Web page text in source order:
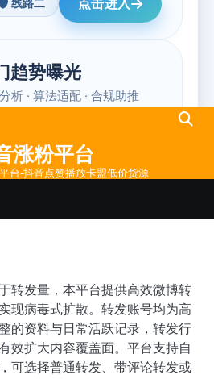
涨粉平台
台-抖音点赞播放卡盟低价货源
转发量，本平台提供高效微博转
现病毒式扩散。转发账号均为高
的资料与日常活跃记录，转发行
效扩大内容覆盖面。平台支持自
可选择普通转发、带评论转发或